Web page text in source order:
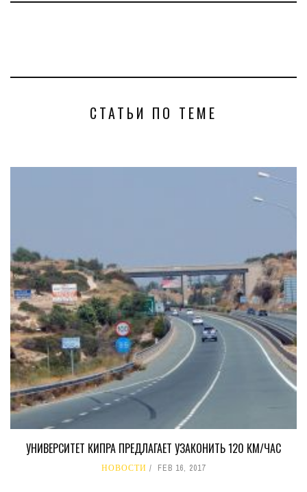
СТАТЬИ ПО ТЕМЕ
УНИВЕРСИТЕТ КИПРА ПРЕДЛАГАЕТ УЗАКОНИТЬ 120 КМ/ЧАС
НОВОСТИ FEB 16, 2017